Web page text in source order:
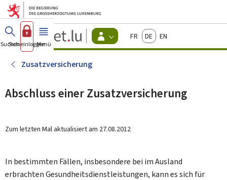
Zum Hauptmenü
Zum Inhalt
Guichet.lu
Changer
d'espace
actif
FrançaisDeutschEnglish
Suchen
Sich einloggen
Menü Haupt-
Zusatzversicherung
Abschluss einer Zusatzversicherung
Zum letzten Mal aktualisiert am 27.08.2012
In bestimmten Fällen, insbesondere bei im Ausland
erbrachten Gesundheitsdienstleistungen, kann es sich für